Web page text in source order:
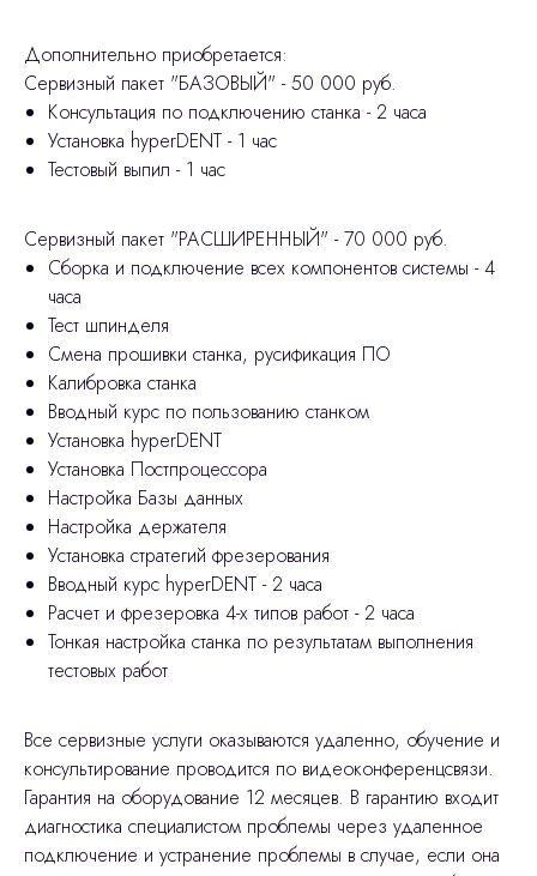
Дополнительно приобретается:
Сервизный пакет "БАЗОВЫЙ" - 50 000 руб.
Консультация по подключению станка - 2 часа
Установка hyperDENT - 1 час
Тестовый выпил - 1 час
Сервизный пакет "РАСШИРЕННЫЙ" - 70 000 руб.
Сборка и подключение всех компонентов системы - 4
часа
Тест шпинделя
Смена прошивки станка, русификация ПО
Калибровка станка
Вводный курс по пользованию станком
Установка hyperDENT
Установка Постпроцессора
Настройка Базы данных
Настройка держателя
Установка стратегий фрезерования
Вводный курс hyperDENT - 2 часа
Расчет и фрезеровка 4-х типов работ - 2 часа
Тонкая настройка станка по результатам выполнения
тестовых работ
Все сервизные услуги оказываются удаленно, обучение и
консультирование проводится по видеоконференцсвязи.
Гарантия на оборудование 12 месяцев. В гарантию входит
диагностика специалистом проблемы через удаленное
подключение и устранение проблемы в случае, если она